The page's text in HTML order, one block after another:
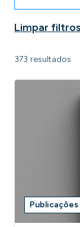
Limpar filtros
373 resultados
Publicações